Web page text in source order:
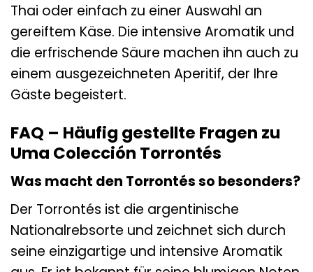
Thai oder einfach zu einer Auswahl an
gereiftem Käse. Die intensive Aromatik und
die erfrischende Säure machen ihn auch zu
einem ausgezeichneten Aperitif, der Ihre
Gäste begeistert.
FAQ – Häufig gestellte Fragen zu
Uma Colección Torrontés
Was macht den Torrontés so besonders?
Der Torrontés ist die argentinische
Nationalrebsorte und zeichnet sich durch
seine einzigartige und intensive Aromatik